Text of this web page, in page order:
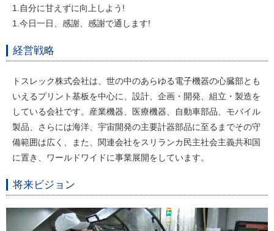
1.自分に甘えずに向上しよう!
1.今日一日、感謝、感謝で通します!
経営戦略
トスレック株式会社は、世の中のあらゆる電子機器の心臓部とも
いえるプリント基板を中心に、設計、企画・開発、組立・製造を
している会社です。産業機器、医療機器、自動車部品、モバイル
製品、さらには海洋、宇宙開発の主要計器部品に至るまでその守
備範囲は広く、また、関連会社をスリランカ民主社会主義共和国
に置き、ワールドワイドに事業展開をしています。
将来ビジョン